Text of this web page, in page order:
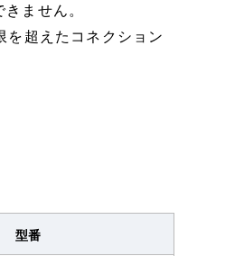
ません。
超えたコネクション
型番